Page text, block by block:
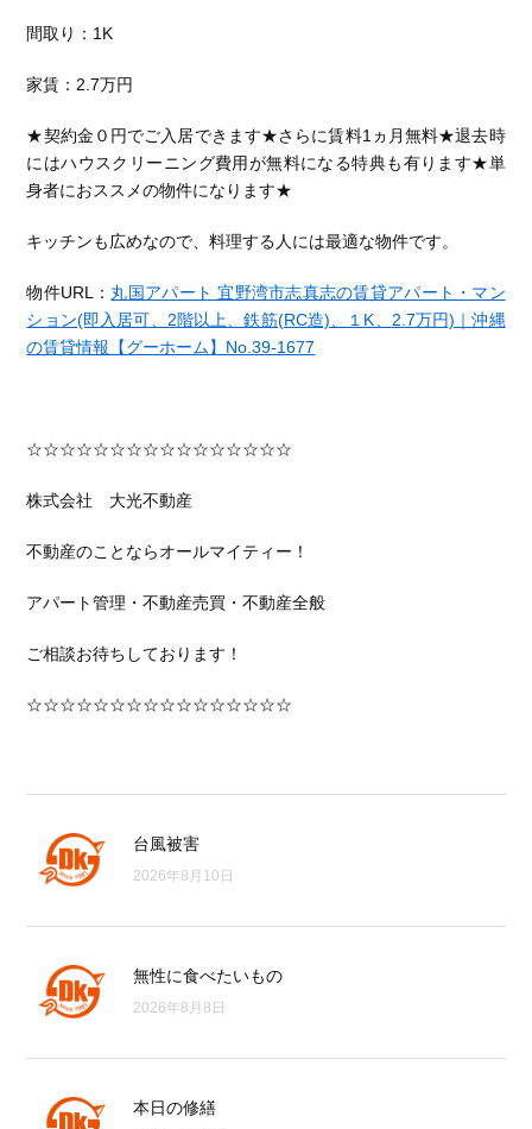
間取り：1K
家賃：2.7万円
★契約金０円でご入居できます★さらに賃料1ヵ月無料★退去時
にはハウスクリーニング費用が無料になる特典も有ります★単
身者におススメの物件になります★
キッチンも広めなので、料理する人には最適な物件です。
物件URL： 丸国アパート 宜野湾市志真志の賃貸アパート・マン
ション(即入居可、2階以上、鉄筋(RC造)、１K、2.7万円)｜沖縄
の賃貸情報【グーホーム】No.39-1677
☆☆☆☆☆☆☆☆☆☆☆☆☆☆☆☆
株式会社 大光不動産
不動産のことならオールマイティー！
アパート管理・不動産売買・不動産全般
ご相談お待ちしております！
☆☆☆☆☆☆☆☆☆☆☆☆☆☆☆☆
台風被害
2026年8月10日
無性に食べたいもの
2026年8月8日
本日の修繕